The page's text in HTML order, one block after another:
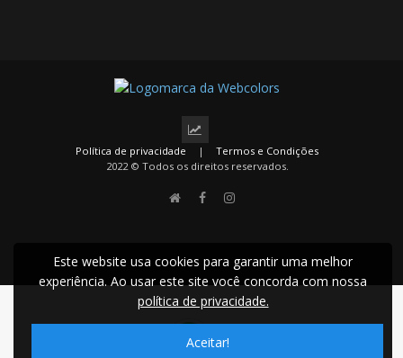
Política de privacidade |
Termos e Condições
2022 © Todos os direitos reservados.
Este website usa cookies para garantir uma melhor
experiência. Ao usar este site você concorda com nossa
política de privacidade.
Aceitar!